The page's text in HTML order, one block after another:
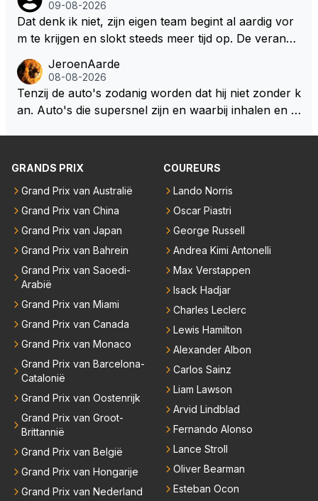
09-08-2026
Dat denk ik niet, zijn eigen team begint al aardig vor
m te krijgen en slokt steeds meer tijd op. De verande
en zullen ben ik bang niet het gewenste effect hebb
en. Mocht het wel zo zijn dan zal het 3 jaar zijn, hoo
guit 5 jaar maar echt niet langer. Vergeet niet, hij hee
em meer plezier gebracht dan de F1 op dit moment.
JeroenAarde
08-08-2026
Tenzij de auto's zodanig worden dat hij niet zonder k
an. Auto's die supersnel zijn en waarbij inhalen en v
mogelijkheden. Het ouderwetse racen waarbij de ma
ebouwd worden zie ik Max het nog wel langer volho
uden dan dat hij op dit moment beweerd. Dan kan hij
zijn talenten en uitzonderlijke klasse laten zien en he
eft daar enorm veel lol aan.
GRANDS PRIX
Grand Prix van Australië
Grand Prix van China
Grand Prix van Japan
Grand Prix van Bahrein
Grand Prix van Saoedi-
Arabië
Grand Prix van Miami
Grand Prix van Canada
Grand Prix van Monaco
Grand Prix van Barcelona-
Catalonië
Grand Prix van Oostenrijk
Grand Prix van Groot-
Brittannië
Grand Prix van België
Grand Prix van Hongarije
Grand Prix van Nederland
COUREURS
Lando Norris
Oscar Piastri
George Russell
Andrea Kimi Antonelli
Max Verstappen
Isack Hadjar
Charles Leclerc
Lewis Hamilton
Alexander Albon
Carlos Sainz
Liam Lawson
Arvid Lindblad
Fernando Alonso
Lance Stroll
Oliver Bearman
Esteban Ocon